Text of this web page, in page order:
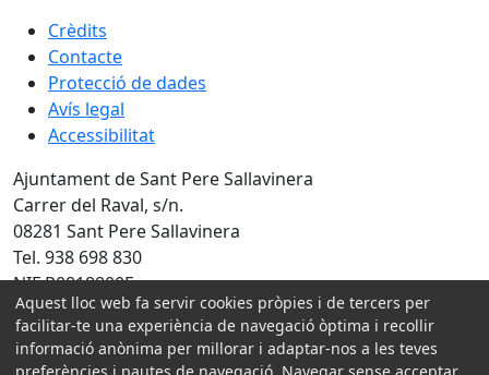
Crèdits
Contacte
Protecció de dades
Avís legal
Accessibilitat
Ajuntament de Sant Pere Sallavinera
Carrer del Raval, s/n.
08281 Sant Pere Sallavinera
Tel. 938 698 830
NIF P0818800E
Amb la col·laboració de:
Aquest lloc web fa servir cookies pròpies i de tercers per
facilitar-te una experiència de navegació òptima i recollir
informació anònima per millorar i adaptar-nos a les teves